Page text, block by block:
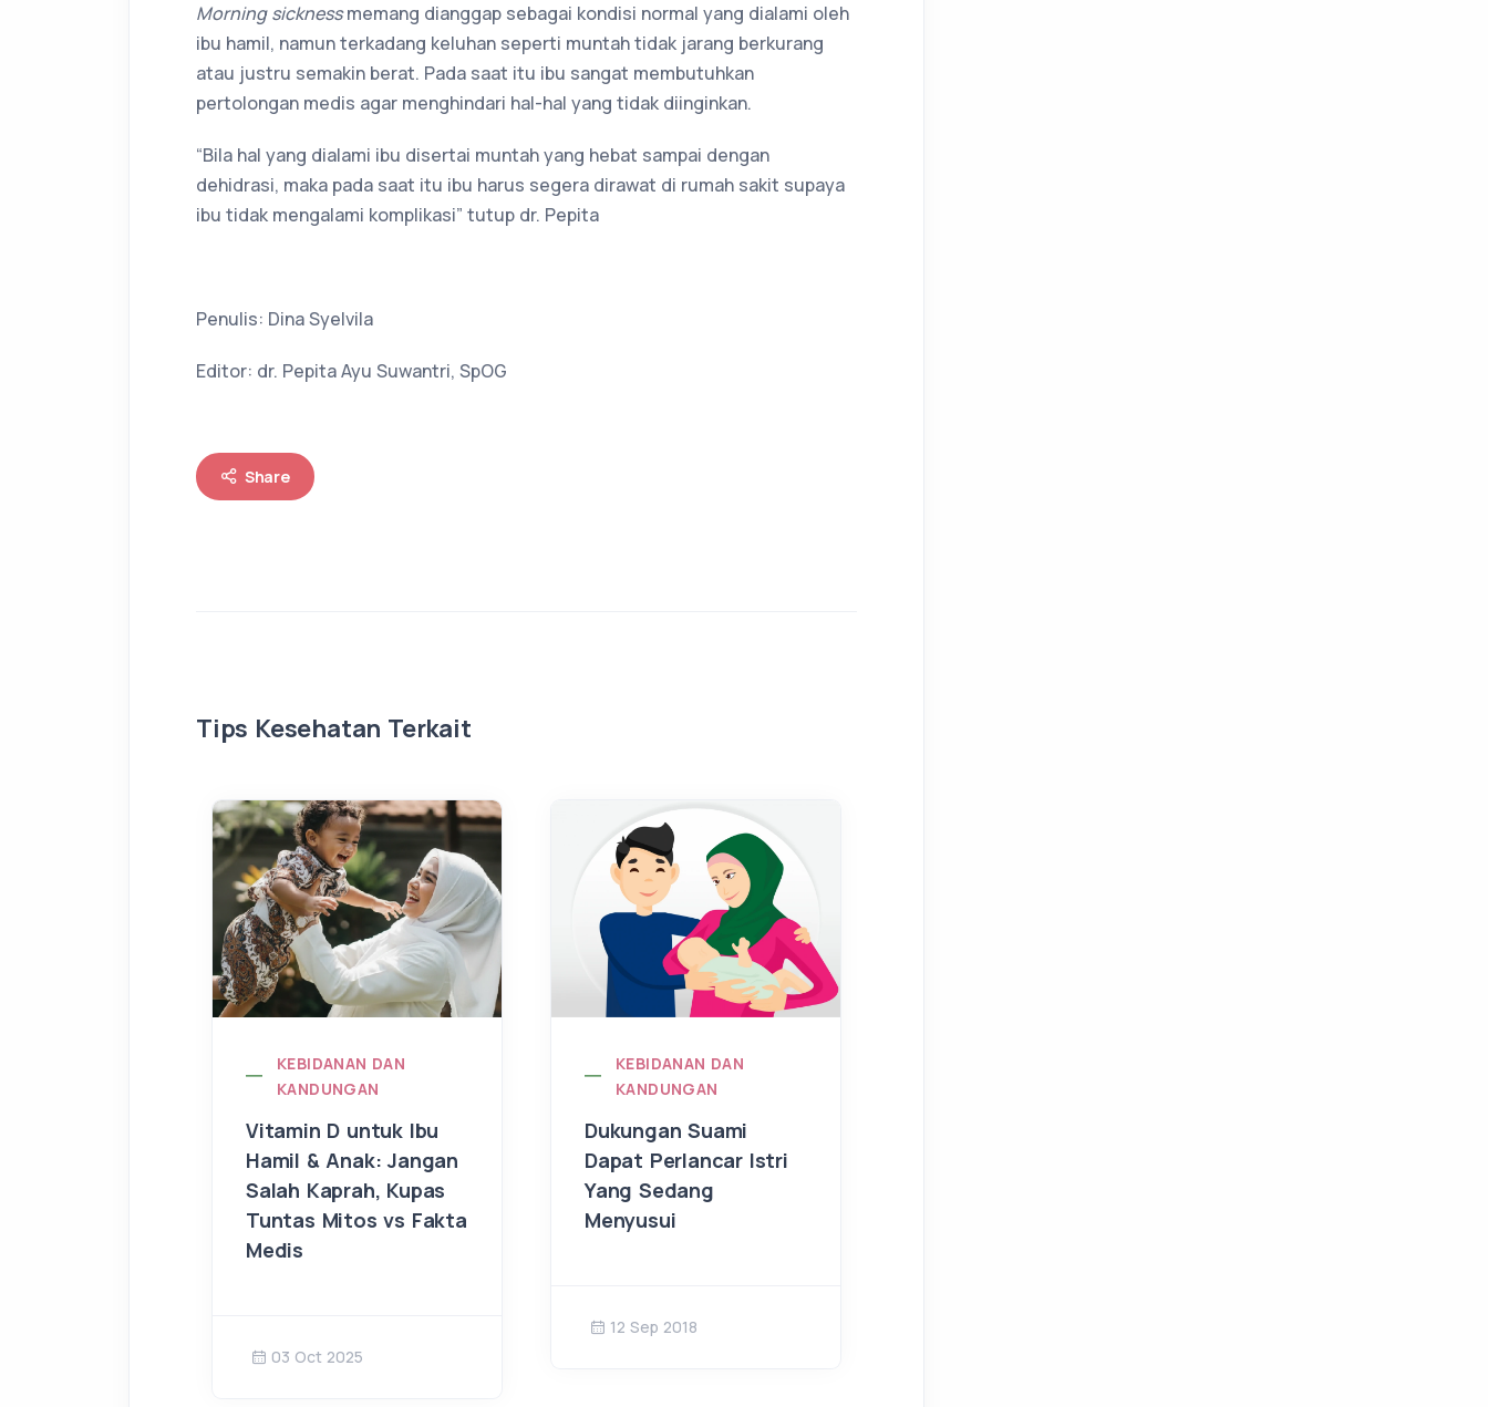
Morning sicknessmemang dianggap sebagai kondisi normal yang dialami oleh
ibu hamil, namun terkadang keluhan seperti muntah tidak jarang berkurang
atau justru semakin berat. Pada saat itu ibu sangat membutuhkan
pertolongan medis agar menghindari hal-hal yang tidak diinginkan.
“Bila hal yang dialami ibu disertai muntah yang hebat sampai dengan
dehidrasi, maka pada saat itu ibu harus segera dirawat di rumah sakit supaya
ibu tidak mengalami komplikasi” tutup dr. Pepita
Penulis: Dina Syelvila
Editor: dr. Pepita Ayu Suwantri, SpOG
Share
Tips Kesehatan Terkait
KEBIDANAN DAN
KANDUNGAN
Vitamin D untuk Ibu
Hamil & Anak: Jangan
Salah Kaprah, Kupas
Tuntas Mitos vs Fakta
Medis
03 Oct 2025
KEBIDANAN DAN
KANDUNGAN
Dukungan Suami
Dapat Perlancar Istri
Yang Sedang
Menyusui
12 Sep 2018